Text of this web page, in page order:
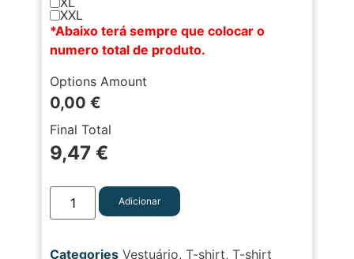
*Abaixo terá sempre que colocar o
numero total de produto.
XXL
Options Amount
0,00 €
Final Total
9,47 €
Adicionar
Categories Vestuário, T-shirt, T-shirt